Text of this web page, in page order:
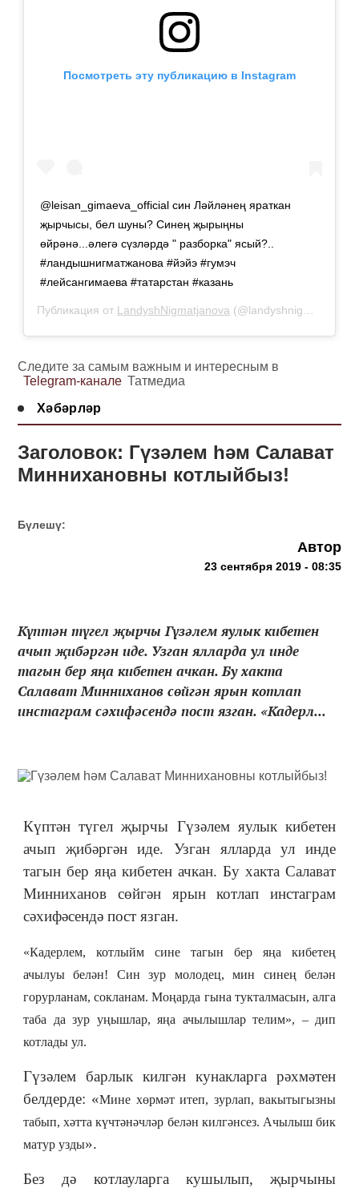
Посмотреть эту публикацию в Instagram
@leisan_gimaeva_official син Ләйләнең яраткан
җырчысы, бел шуны? Синең җырыңны
өйрәнә...әлегә сүзләрдә " разборка" ясый?..
#ландышнигматжанова #йэйэ #гумэч
#лейсангимаева #татарстан #казань
Публикация от LandyshNigmatjanova (@landyshnigmatjanova)
Следите за самым важным и интересным в
Telegram-канале Татмедиа
Хәбәрләр
Заголовок: Гүзәлем һәм Салават
Миннихановны котлыйбыз!
Бүлешү:
Автор
23 сентября 2019 - 08:35
Күптән түгел җырчы Гүзәлем яулык кибетен
ачып җибәргән иде. Узган ялларда ул инде
тагын бер яңа кибетен ачкан. Бу хакта
Салават Минниханов сөйгән ярын котлап
инстаграм сәхифәсендә пост язган. «Кадерл...
Күптән түгел җырчы Гүзәлем яулык кибетен
ачып җибәргән иде. Узган ялларда ул инде
тагын бер яңа кибетен ачкан. Бу хакта Салават
Минниханов сөйгән ярын котлап инстаграм
сәхифәсендә пост язган.
«Кадерлем, котлыйм сине тагын бер яңа кибетең
ачылуы белән! Син зур молодец, мин синең белән
горурланам, сокланам. Моңарда гына тукталмасын, алга
таба да зур уңышлар, яңа ачылышлар телим», – дип
котлады ул.
Гүзәлем барлык килгән кунакларга рәхмәтен
белдерде: «Мине хөрмәт итеп, зурлап, вакытыгызны
табып, хәтта күчтәнәчләр белән килгәнсез. Ачылыш бик
матур узды».
Без дә котлауларга кушылып, җырчыны